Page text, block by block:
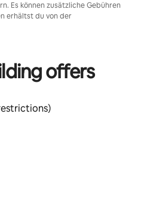
Es können zusätzliche Gebühren
erhältst du von der
offers